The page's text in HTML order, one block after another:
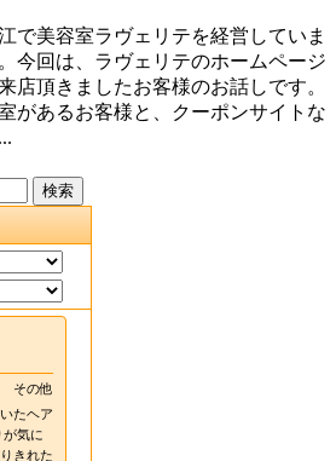
で美容室ラヴェリテを経営していま
今回は、ラヴェリテのホームページ
店頂きましたお客様のお話しです。
があるお客様と、クーポンサイトな